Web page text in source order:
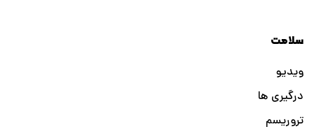
سلامت
ویدیو
درگیری ها
تروریسم